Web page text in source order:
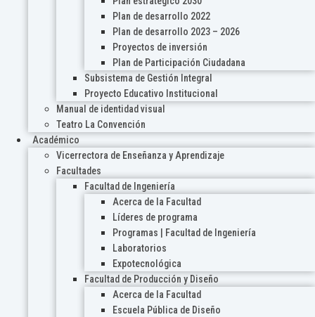
Plan de desarrollo 2022
Plan de desarrollo 2023 – 2026
Proyectos de inversión
Plan de Participación Ciudadana
Subsistema de Gestión Integral
Proyecto Educativo Institucional
Manual de identidad visual
Teatro La Convención
Académico
Vicerrectora de Enseñanza y Aprendizaje
Facultades
Facultad de Ingeniería
Acerca de la Facultad
Líderes de programa
Programas | Facultad de Ingeniería
Laboratorios
Expotecnológica
Facultad de Producción y Diseño
Acerca de la Facultad
Escuela Pública de Diseño